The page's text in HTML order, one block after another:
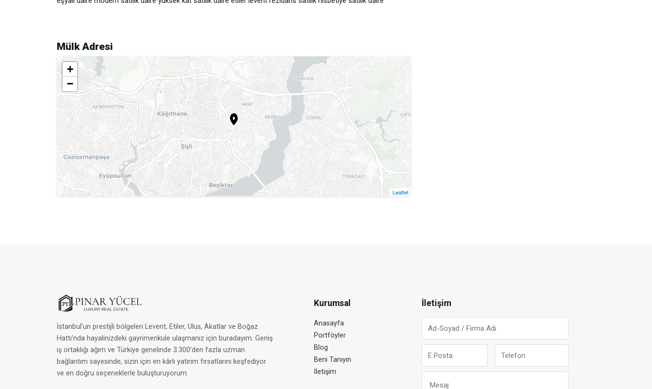
Mülk Adresi
Leaflet
+
−
Leaflet
İstanbul'un prestijli bölgeleri Levent, Etiler, Ulus, Akatlar ve Boğaz
Hattı'nda hayalinizdeki gayrimenkule ulaşmanız için buradayım. Geniş
iş ortaklığı ağım ve Türkiye genelinde 3.300’den fazla uzman
bağlantım sayesinde, sizin için en kârlı yatırım fırsatlarını keşfediyor
ve en doğru seçeneklerle buluşturuyorum.
Kurumsal
Anasayfa
Portföyler
Blog
Beni Tanıyın
İletişim
İletişim